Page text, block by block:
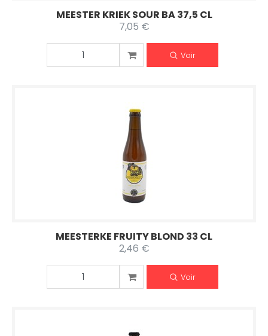
MEESTER KRIEK SOUR BA 37,5 CL
7,05 €
Voir
MEESTERKE FRUITY BLOND 33 CL
2,46 €
Voir